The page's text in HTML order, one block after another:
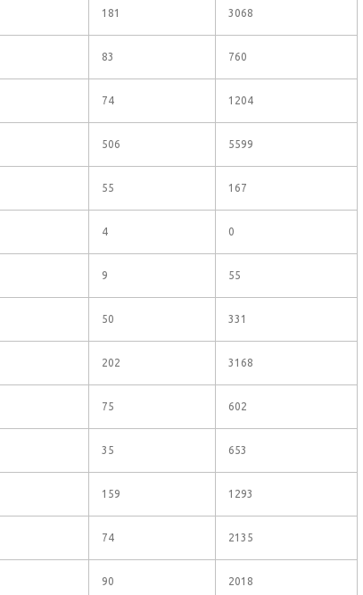
181 3068
83 760
74 1204
506 5599
55 167
4 0
9 55
50 331
202 3168
75 602
35 653
159 1293
74 2135
90 2018